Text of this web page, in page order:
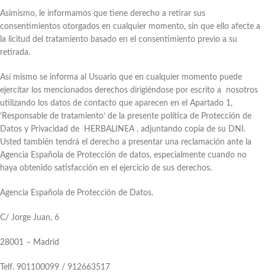
Asimismo, le informamos que tiene derecho a retirar sus
consentimientos otorgados en cualquier momento, sin que ello afecte a
la licitud del tratamiento basado en el consentimiento previo a su
retirada.
Así mismo se informa al Usuario que en cualquier momento puede
ejercitar los mencionados derechos dirigiéndose por escrito a nosotros
utilizando los datos de contacto que aparecen en el Apartado 1,
‘Responsable de tratamiento’ de la presente política de Protección de
Datos y Privacidad de HERBALINEA , adjuntando copia de su DNI.
Usted también tendrá el derecho a presentar una reclamación ante la
Agencia Española de Protección de datos, especialmente cuando no
haya obtenido satisfacción en el ejercicio de sus derechos.
Agencia Española de Protección de Datos.
C/ Jorge Juan, 6
28001 – Madrid
Telf. 901100099 / 912663517